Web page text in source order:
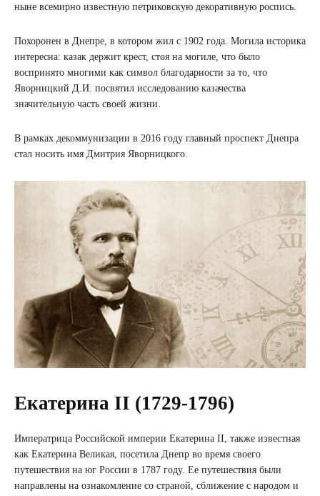
ныне всемирно известную петриковскую декоративную роспись.
Похоронен в Днепре, в котором жил с 1902 года. Могила историка
интересна: казак держит крест, стоя на могиле, что было
воспринято многими как символ благодарности за то, что
Яворницкий Д.И. посвятил исследованию казачества
значительную часть своей жизни.
В рамках декоммунизации в 2016 году главный проспект Днепра
стал носить имя Дмитрия Яворницкого.
Екатерина II (1729-1796)
Императрица Российской империи Екатерина II, также известная
как Екатерина Великая, посетила Днепр во время своего
путешествия на юг России в 1787 году. Ее путешествия были
направлены на ознакомление со страной, сближение с народом и